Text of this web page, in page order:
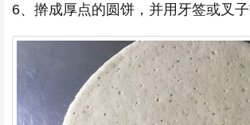
6、擀成厚点的圆饼，并用牙签或叉